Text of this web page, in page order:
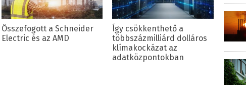
Összefogott a Schneider
Electric és az AMD
Így csökkenthető a
többszázmilliárd dolláros
klímakockázat az
adatközpontokban